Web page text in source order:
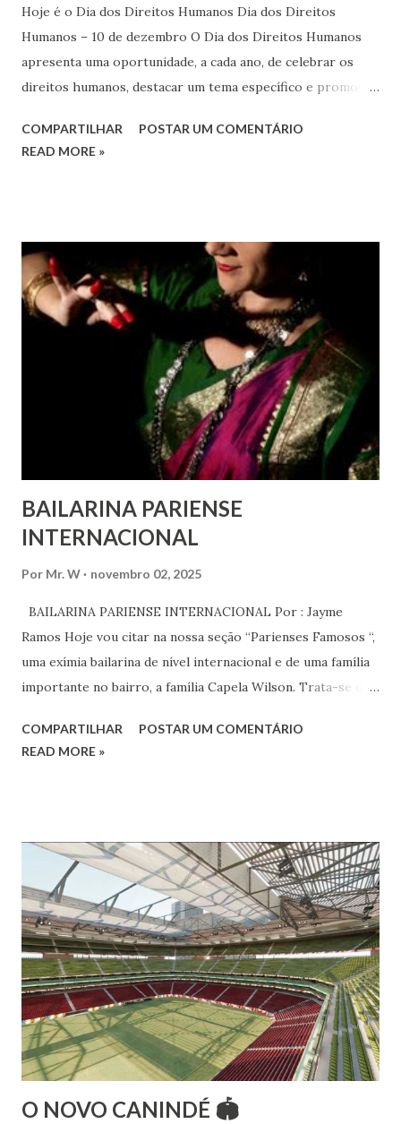
Hoje é o Dia dos Direitos Humanos Dia dos Direitos
Humanos – 10 de dezembro O Dia dos Direitos Humanos
apresenta uma oportunidade, a cada ano, de celebrar os
direitos humanos, destacar um tema específico e promover
em todos os lugares. Este ano, o foco é sobre os direitos
Estes direitos humanos – os direitos à liberdade de opinião
e de expressão, de reunião pacífica e de associação, e de
participar no governo (artigos 19, 20 e 21 da Declaração
Universal dos Direitos Humanos ) – têm estado no centro
das mudanças históricas no mundo árabe nos últimos dois
anos, em que milhões foram às ruas para exigir mudanças.
Em outras partes do mundo, os “99%” fizeram suas vozes
serem ouvidas através ...
COMPARTILHAR
POSTAR UM COMENTÁRIO
READ MORE »
BAILARINA PARIENSE
INTERNACIONAL
Por Mr. W novembro 02, 2025
BAILARINA PARIENSE INTERNACIONAL Por : Jayme
Ramos Hoje vou citar na nossa seção “Parienses Famosos “,
uma exímia bailarina de nível internacional e de uma família
importante no bairro, a família Capela Wilson. Trata-se da
Vamos às informações de seu site : Bailarina e professora
Esteve na Índia aprofundando seus estudos neste estilo
além de partir para pesquisa e vivência das danças
folclóricas do Rajastão (Kalbelia, Banjara, Ghoomar, Chair).
Bailarina profissional e professora de dança. Dedica-se há
15 anos ao estudo e pesquisa de danças étnicas, em especial
às danças ciganas, árabes e indianas. Iniciou seus estudos de
dança aos 4 anos de idade (em 1982) no balé clássico,
passando por diversas atividades co...
COMPARTILHAR
POSTAR UM COMENTÁRIO
READ MORE »
O NOVO CANINDÉ 🏟